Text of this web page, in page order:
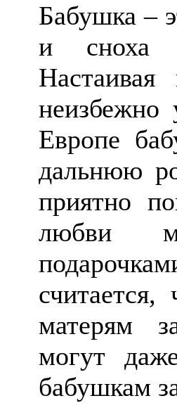
Бабушка –
и сноха
неизбежно
Европе
дальнюю
приятно
любви
матерям
могут
бабушкам